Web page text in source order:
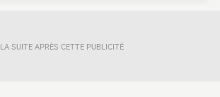
LA SUITE APRÈS CETTE PUBLICITÉ